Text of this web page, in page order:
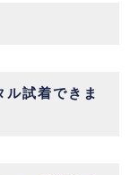
ル試着できま